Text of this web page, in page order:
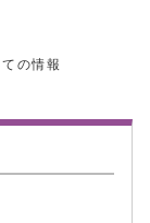
の情報